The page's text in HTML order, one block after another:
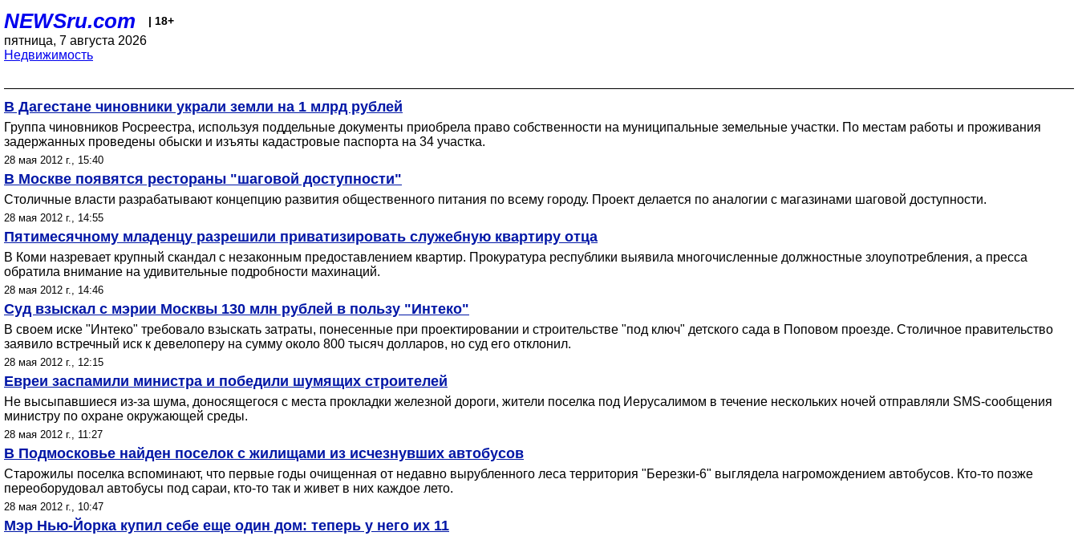
NEWSru.com | 18+
пятница, 7 августа 2026
Недвижимость
В Дагестане чиновники украли земли на 1 млрд рублей
Группа чиновников Росреестра, используя поддельные документы приобрела право собственности на муниципальные земельные участки. По местам работы и проживания
задержанных проведены обыски и изъяты кадастровые паспорта на 34 участка.
28 мая 2012 г., 15:40
В Москве появятся рестораны "шаговой доступности"
Столичные власти разрабатывают концепцию развития общественного питания по всему городу. Проект делается по аналогии с магазинами шаговой доступности.
28 мая 2012 г., 14:55
Пятимесячному младенцу разрешили приватизировать служебную квартиру отца
В Коми назревает крупный скандал с незаконным предоставлением квартир. Прокуратура республики выявила многочисленные должностные злоупотребления, а пресса
обратила внимание на удивительные подробности махинаций.
28 мая 2012 г., 14:46
Суд взыскал с мэрии Москвы 130 млн рублей в пользу "Интеко"
В своем иске "Интеко" требовало взыскать затраты, понесенные при проектировании и строительстве "под ключ" детского сада в Поповом проезде. Столичное правительство
заявило встречный иск к девелоперу на сумму около 800 тысяч долларов, но суд его отклонил.
28 мая 2012 г., 12:15
Евреи заспамили министра и победили шумящих строителей
Не высыпавшиеся из-за шума, доносящегося с места прокладки железной дороги, жители поселка под Иерусалимом в течение нескольких ночей отправляли SMS-сообщения
министру по охране окружающей среды.
28 мая 2012 г., 11:27
В Подмосковье найден поселок с жилищами из исчезнувших автобусов
Старожилы поселка вспоминают, что первые годы очищенная от недавно вырубленного леса территория "Березки-6" выглядела нагромождением автобусов. Кто-то позже
переоборудовал автобусы под сараи, кто-то так и живет в них каждое лето.
28 мая 2012 г., 10:47
Мэр Нью-Йорка купил себе еще один дом: теперь у него их 11